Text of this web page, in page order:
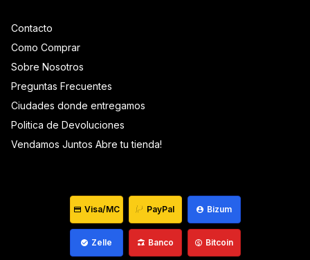
Contacto
Como Comprar
Sobre Nosotros
Preguntas Frecuentes
Ciudades donde entregamos
Politica de Devoluciones
Vendamos Juntos Abre tu tienda!
Visa/MC PayPal Bizum
Zelle Banco Bitcoin